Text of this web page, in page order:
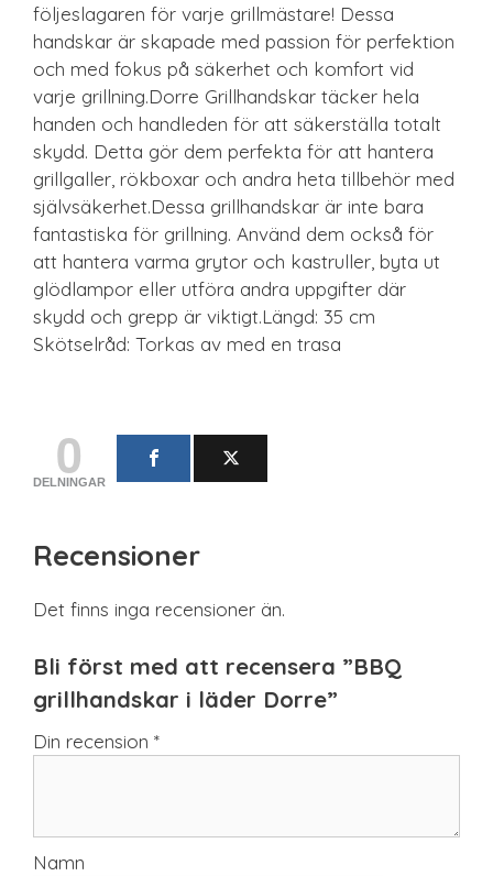
följeslagaren för varje grillmästare! Dessa
handskar är skapade med passion för perfektion
och med fokus på säkerhet och komfort vid
varje grillning.Dorre Grillhandskar täcker hela
handen och handleden för att säkerställa totalt
skydd. Detta gör dem perfekta för att hantera
grillgaller, rökboxar och andra heta tillbehör med
självsäkerhet.Dessa grillhandskar är inte bara
fantastiska för grillning. Använd dem också för
att hantera varma grytor och kastruller, byta ut
glödlampor eller utföra andra uppgifter där
skydd och grepp är viktigt.Längd: 35 cm
Skötselråd: Torkas av med en trasa
0
DELNINGAR
Recensioner
Det finns inga recensioner än.
Bli först med att recensera ”BBQ
grillhandskar i läder Dorre”
Din recension *
Namn